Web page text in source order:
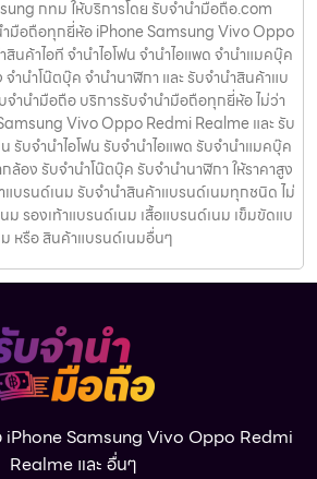
กทม ให้บริการโดย รับจํานํามือถือ.com
ำมือถือทุกยี่ห้อ iPhone Samsung Vivo Oppo
นค้าไอที จำนำไอโฟน จำนำไอแพด จำนำแมคบุ๊ค
ำนำโน๊ตบุ๊ค จำนำนาฬิกา และ รับจำนำสินค้าแบ
จำนำมือถือ บริการรับจำนำมือถือทุกยี่ห้อ ไม่ว่า
Vivo Oppo Redmi Realme และ รับ
รับจำนำไอโฟน รับจำนำไอแพด รับจำนำแมคบุ๊ค
ล้อง รับจำนำโน๊ตบุ๊ค รับจำนำนาฬิกา ให้ราคาสูง
แบรนด์เนม รับจำนำสินค้าแบรนด์เนมทุกชนิด ไม่
นม รองเท้าแบรนด์เนม เสื้อแบรนด์เนม เข็มขัดแบ
หรือ สินค้าแบรนด์เนมอื่นๆ
iPhone Samsung Vivo Oppo Redmi
Realme และ อื่นๆ